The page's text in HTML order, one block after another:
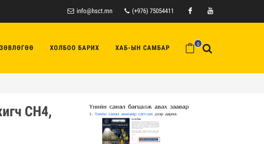
info@hsct.mn (+976) 75054411
ЗӨВЛӨГӨӨ ХОЛБОО БАРИХ ХАБ-ЫН САМБАР 0
CH4,